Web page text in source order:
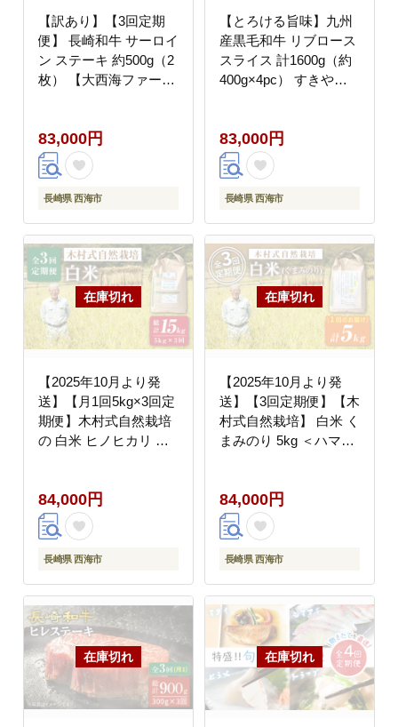
【訳あり】【3回定期
便】 長崎和牛 サーロイ
ン ステーキ 約500g（2
枚） 【大西海ファーム
83,000円
長崎県 西海市
【とろける旨味】九州
産黒毛和牛 リブロース
スライス 計1600g（約
400g×4pc） すきやき
83,000円
長崎県 西海市
【2025年10月より発
送】【月1回5kg×3回定
期便】木村式自然栽培
の 白米 ヒノヒカリ 計
84,000円
長崎県 西海市
【2025年10月より発
送】【3回定期便】【木
村式自然栽培】 白米 く
まみのり 5kg ＜ハマソ
84,000円
長崎県 西海市